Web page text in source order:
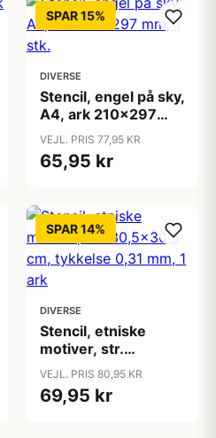
SPAR 15%
DIVERSE
Stencil, engel på sky,
A4, ark 210x297
mm, 1 stk.
VEJL. PRIS 77,95 KR
65,95 kr
SPAR 14%
DIVERSE
Stencil, etniske
motiver, str.
30,5x30,5 cm,
tykkelse 0,31 mm, 1
ark
VEJL. PRIS 80,95 KR
69,95 kr